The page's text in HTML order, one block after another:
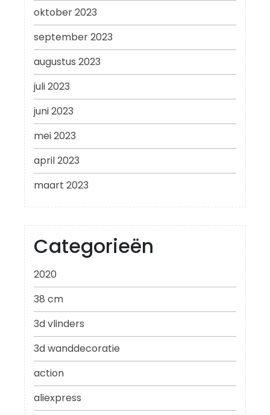
oktober 2023
september 2023
augustus 2023
juli 2023
juni 2023
mei 2023
april 2023
maart 2023
Categorieën
2020
38 cm
3d vlinders
3d wanddecoratie
action
aliexpress